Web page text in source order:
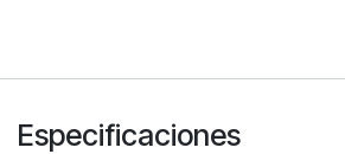
Especificaciones